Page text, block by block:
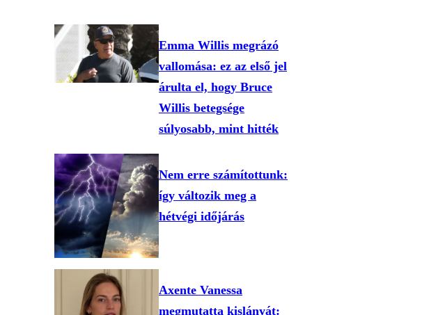
Emma Willis megrázó
vallomása: ez az első jel
árulta el, hogy Bruce
Willis betegsége
súlyosabb, mint hitték
Nem erre számítottunk:
így változik meg a
hétvégi időjárás
Axente Vanessa
megmutatta kislányát: